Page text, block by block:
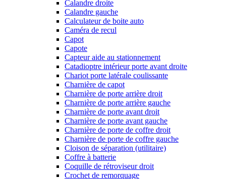
Calandre droite
Calandre gauche
Calculateur de boite auto
Caméra de recul
Capot
Capote
Capteur aide au stationnement
Catadioptre intérieur porte avant droite
Chariot porte latérale coulissante
Charnière de capot
Charnière de porte arrière droit
Charnière de porte arrière gauche
Charnière de porte avant droit
Charnière de porte avant gauche
Charnière de porte de coffre droit
Charnière de porte de coffre gauche
Cloison de séparation (utilitaire)
Coffre à batterie
Coquille de rétroviseur droit
Crochet de remorquage